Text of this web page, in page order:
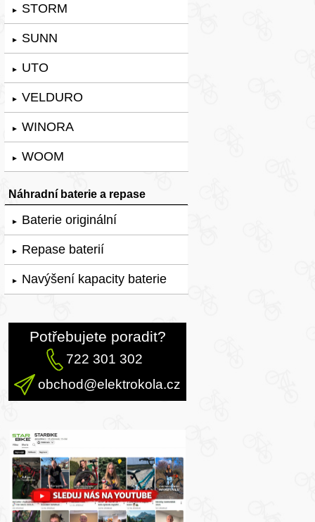
► STORM
► SUNN
► UTO
► VELDURO
► WINORA
► WOOM
Náhradní baterie a repase
► Baterie originální
► Repase baterií
► Navýšení kapacity baterie
Potřebujete poradit?
722 301 302
obchod@elektrokola.cz